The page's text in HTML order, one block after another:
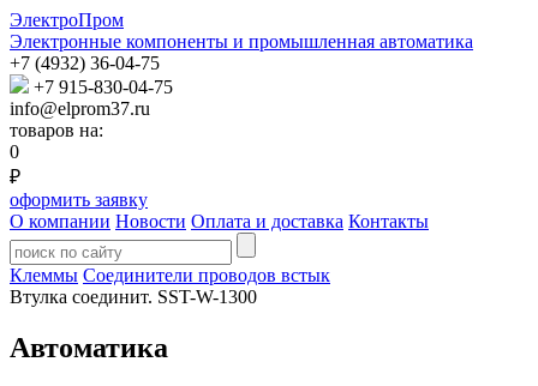
ЭлектроПром
Электронные компоненты и промышленная автоматика
+7 (4932) 36-04-75
+7 915-830-04-75
info@elprom37.ru
товаров на:
0
₽
оформить заявку
О компании Новости Оплата и доставка Контакты
Клеммы Соединители проводов встык
Втулка соединит. SST-W-1300
Автоматика